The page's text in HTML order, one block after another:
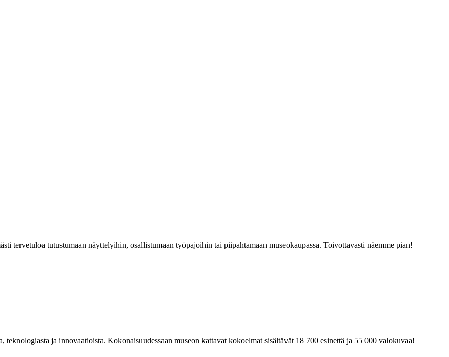
tervetuloa tutustumaan näyttelyihin, osallistumaan työpajoihin tai piipahtamaan museokaupassa. Toivottavasti näemme pian!
ja innovaatioista. Kokonaisuudessaan museon kattavat kokoelmat sisältävät 18 700 esinettä ja 55 000 valokuvaa!